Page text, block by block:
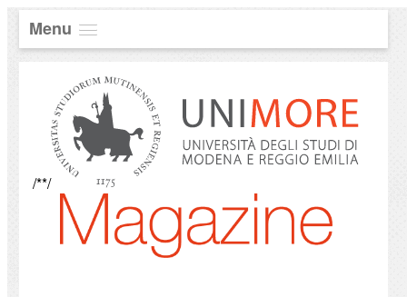
Menu
/**/